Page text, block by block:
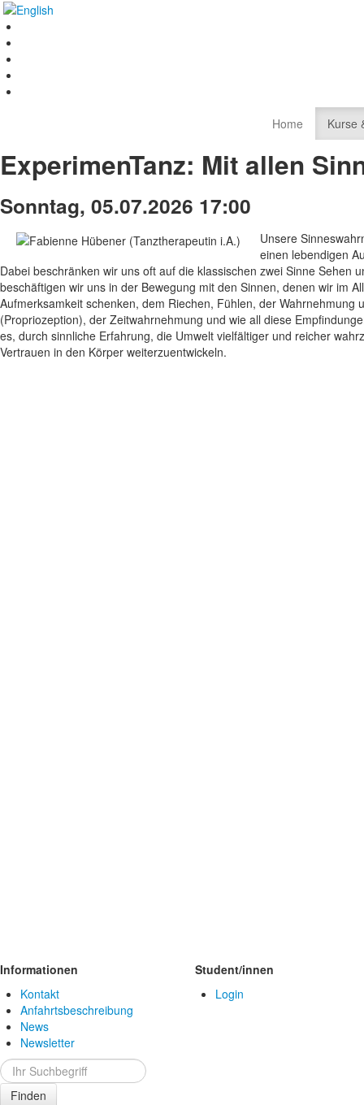
Home Kurse
ExperimenTanz: Mit allen
Sonntag, 05.07.2026 17:00
Unsere
einen lebendigen
Dabei beschränken wir uns oft auf die klassischen zwei Sinne Sehen
beschäftigen wir uns in der Bewegung mit den Sinnen, denen wir im
Aufmerksamkeit schenken, dem Riechen, Fühlen, der Wahrnehmung
(Propriozeption), der Zeitwahrnehmung und wie all diese
es, durch sinnliche Erfahrung, die Umwelt vielfältiger und reicher
Vertrauen in den Körper weiterzuentwickeln.
Informationen
Kontakt
Anfahrtsbeschreibung
News
Newsletter
Finden
Student/innen
Login